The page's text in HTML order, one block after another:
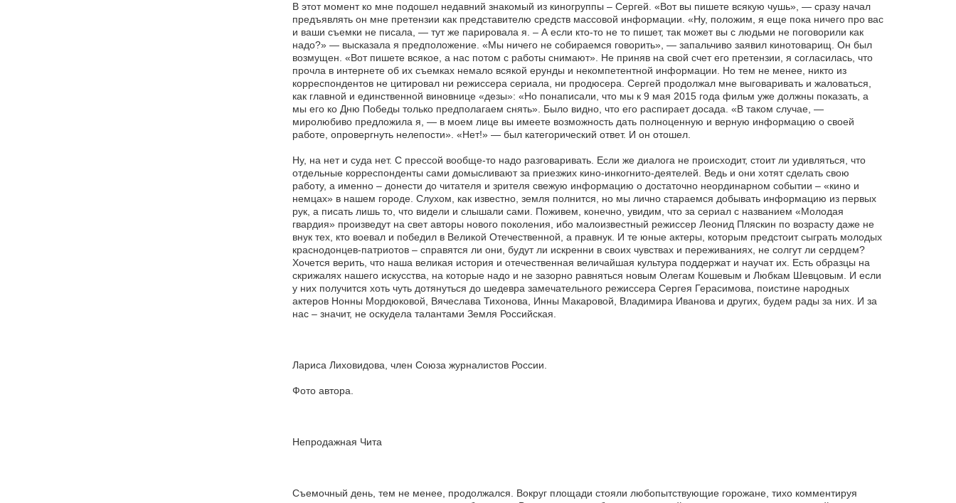
В этот момент ко мне подошел недавний знакомый из киногруппы – Сергей. «Вот вы пишете всякую чушь», — сразу начал
предъявлять он мне претензии как представителю средств массовой информации. «Ну, положим, я еще пока ничего про вас
и ваши съемки не писала, — тут же парировала я. – А если кто-то не то пишет, так может вы с людьми не поговорили как
надо?» — высказала я предположение. «Мы ничего не собираемся говорить», — запальчиво заявил кинотоварищ. Он был
возмущен. «Вот пишете всякое, а нас потом с работы снимают». Не приняв на свой счет его претензии, я согласилась, что
прочла в интернете об их съемках немало всякой ерунды и некомпетентной информации. Но тем не менее, никто из
корреспондентов не цитировал ни режиссера сериала, ни продюсера. Сергей продолжал мне выговаривать и жаловаться,
как главной и единственной виновнице «дезы»: «Но понаписали, что мы к 9 мая 2015 года фильм уже должны показать, а
мы его ко Дню Победы только предполагаем снять». Было видно, что его распирает досада. «В таком случае, —
миролюбиво предложила я, — в моем лице вы имеете возможность дать полноценную и верную информацию о своей
работе, опровергнуть нелепости». «Нет!» — был категорический ответ. И он отошел.
Ну, на нет и суда нет. С прессой вообще-то надо разговаривать. Если же диалога не происходит, стоит ли удивляться, что
отдельные корреспонденты сами домысливают за приезжих кино-инкогнито-деятелей. Ведь и они хотят сделать свою
работу, а именно – донести до читателя и зрителя свежую информацию о достаточно неординарном событии – «кино и
немцах» в нашем городе. Слухом, как известно, земля полнится, но мы лично стараемся добывать информацию из первых
рук, а писать лишь то, что видели и слышали сами. Поживем, конечно, увидим, что за сериал с названием «Молодая
гвардия» произведут на свет авторы нового поколения, ибо малоизвестный режиссер Леонид Пляскин по возрасту даже не
внук тех, кто воевал и победил в Великой Отечественной, а правнук. И те юные актеры, которым предстоит сыграть молодых
краснодонцев-патриотов – справятся ли они, будут ли искренни в своих чувствах и переживаниях, не солгут ли сердцем?
Хочется верить, что наша великая история и отечественная величайшая культура поддержат и научат их. Есть образцы на
скрижалях нашего искусства, на которые надо и не зазорно равняться новым Олегам Кошевым и Любкам Шевцовым. И если
у них получится хоть чуть дотянуться до шедевра замечательного режиссера Сергея Герасимова, поистине народных
актеров Нонны Мордюковой, Вячеслава Тихонова, Инны Макаровой, Владимира Иванова и других, будем рады за них. И за
нас – значит, не оскудела талантами Земля Российская.
Лариса Лиховидова, член Союза журналистов России.
Фото автора.
Непродажная Чита
Съемочный день, тем не менее, продолжался. Вокруг площади стояли любопытствующие горожане, тихо комментируя